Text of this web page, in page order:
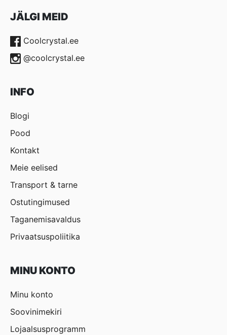
JÄLGI MEID
Coolcrystal.ee
@coolcrystal.ee
INFO
Blogi
Pood
Kontakt
Meie eelised
Transport & tarne
Ostutingimused
Taganemisavaldus
Privaatsuspoliitika
MINU KONTO
Minu konto
Soovinimekiri
Lojaalsusprogramm